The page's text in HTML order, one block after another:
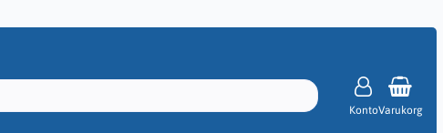
KontoVarukorg